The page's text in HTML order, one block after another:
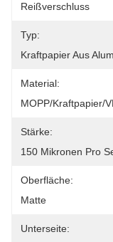
Reißverschluss
Typ:
Kraftpapier Aus
Material:
MOPP/Kraftpapier/
Stärke:
150 Mikronen Pro
Oberfläche:
Matte
Unterseite: